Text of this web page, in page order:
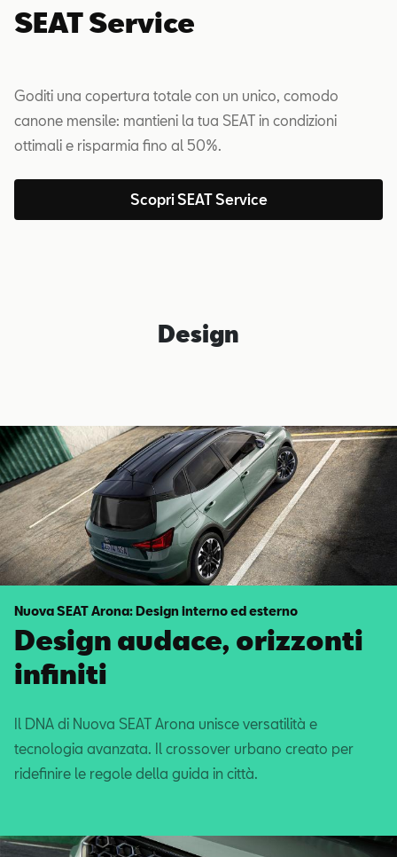
SEAT Service
Goditi una copertura totale con un unico, comodo
canone mensile: mantieni la tua SEAT in condizioni
ottimali e risparmia fino al 50%.
Scopri SEAT Service
Design
Nuova SEAT Arona: Design interno ed esterno
Design audace, orizzonti
infiniti
Il DNA di Nuova SEAT Arona unisce versatilità e
tecnologia avanzata. Il crossover urbano creato per
ridefinire le regole della guida in città.